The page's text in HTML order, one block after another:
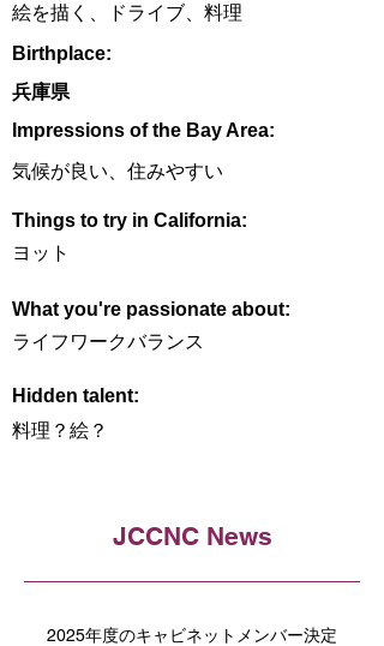
絵を描く、ドライブ、料理
Birthplace:
兵庫県
Impressions of the Bay Area:
気候が良い、住みやすい
Things to try in California:
ヨット
What you're passionate about:
ライフワークバランス
Hidden talent:
料理？絵？
JCCNC News
2025年度のキャビネットメンバー決定